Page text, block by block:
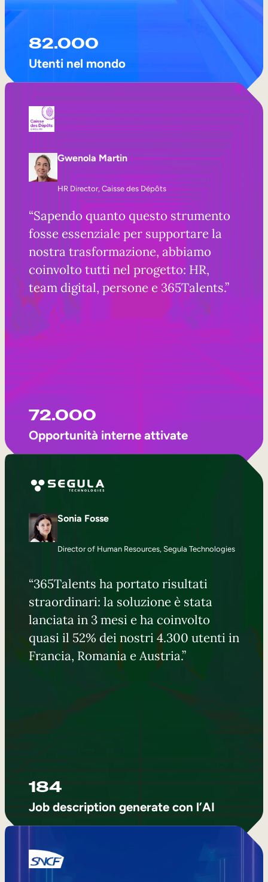
82.000
Utenti nel mondo
Gwenola Martin
HR Director, Caisse des Dépôts
“Sapendo quanto questo strumento
fosse essenziale per supportare la
nostra trasformazione, abbiamo
coinvolto tutti nel progetto: HR,
team digital, persone e 365Talents.”
72.000
Opportunità interne attivate
Sonia Fosse
Director of Human Resources, Segula Technologies
“365Talents ha portato risultati
straordinari: la soluzione è stata
lanciata in 3 mesi e ha coinvolto
quasi il 52% dei nostri 4.300 utenti in
Francia, Romania e Austria.”
184
Job description generate con l’AI